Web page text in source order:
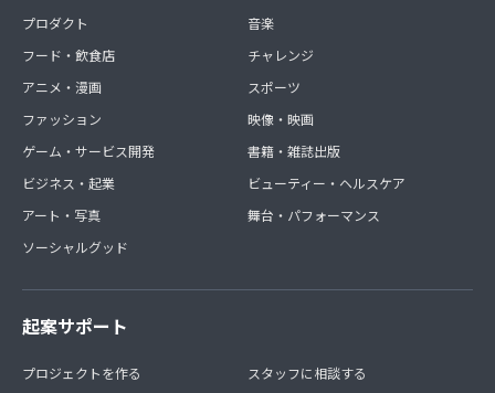
プロダクト
フード・飲食店
アニメ・漫画
ファッション
ゲーム・サービス開発
ビジネス・起業
アート・写真
ソーシャルグッド
音楽
チャレンジ
スポーツ
映像・映画
書籍・雑誌出版
ビューティー・ヘルスケア
舞台・パフォーマンス
起案サポート
プロジェクトを作る
スタッフに相談する